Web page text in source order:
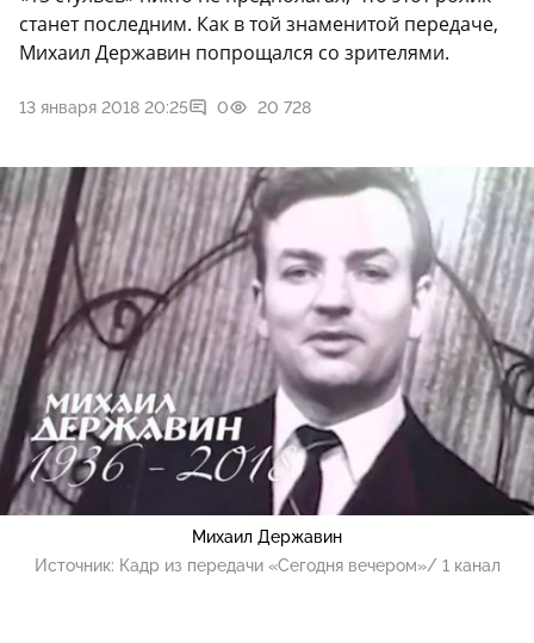
станет последним. Как в той знаменитой передаче,
Михаил Державин попрощался со зрителями.
13 января 2018 20:25 0 20 728
Михаил Державин
Источник: Кадр из передачи «Сегодня вечером»/ 1 канал